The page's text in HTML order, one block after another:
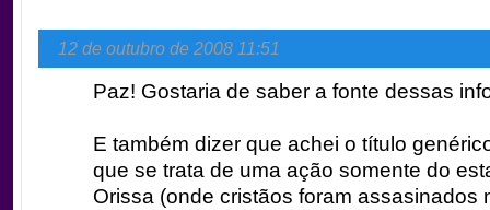
12 de outubro de 2008 11:51
Paz! Gostaria de saber a fonte dessas
E também dizer que achei o título
que se trata de uma ação somente do
Orissa (onde cristãos foram assasinados